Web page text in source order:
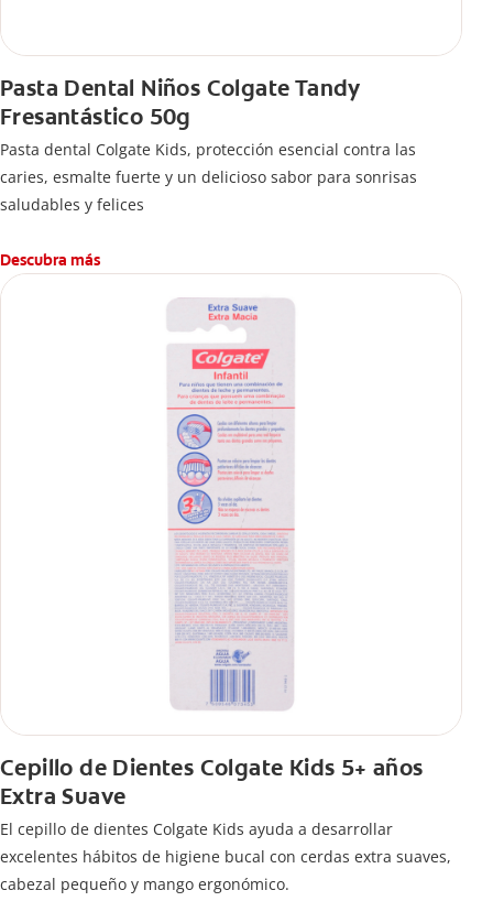
Pasta Dental Niños Colgate Tandy
Fresantástico 50g
Pasta dental Colgate Kids, protección esencial contra las
caries, esmalte fuerte y un delicioso sabor para sonrisas
saludables y felices
Descubra más
Cepillo de Dientes Colgate Kids 5+ años
Extra Suave
El cepillo de dientes Colgate Kids ayuda a desarrollar
excelentes hábitos de higiene bucal con cerdas extra suaves,
cabezal pequeño y mango ergonómico.